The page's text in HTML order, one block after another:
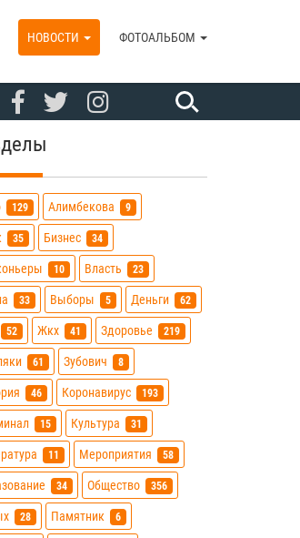
НОВОСТИ ФОТОАЛЬБОМ
129 Алимбекова 9
35 Бизнес 34
10 Власть 23
33 Выборы 5 Деньги 62
52 Жкх 41 Здоровье 219
61 Зубович 8
46 Коронавирус 193
15 Культура 31
11 Мероприятия 58
34 Общество 356
28 Памятник 6